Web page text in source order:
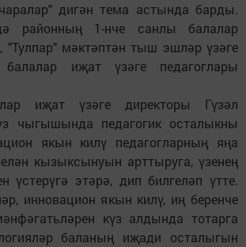
дигән тема астында барды.
районның 1-нче санлы балалар
"Тулпар" мәктәптән тыш эшләр үзәге
иҗат үзәге педагоглары
иҗат үзәге директоры Гүзәл
чыгышында педагогик осталыкны
якын килү педагогларның яңа
кызыксынуын арттыруга, үзенең
үстерүгә этәрә, дип билгеләп үтте.
инновацион якын килү, иң беренче
күз алдында тотарга
баланың иҗади осталыгын